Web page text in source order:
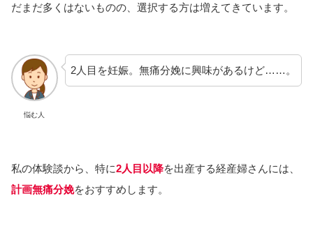
だまだ多くはないものの、選択する方は増えてきています。
悩む人
2人目を妊娠。無痛分娩に興味があるけど……。
私の体験談から、特に2人目以降を出産する経産婦さんには、
計画無痛分娩をおすすめします。